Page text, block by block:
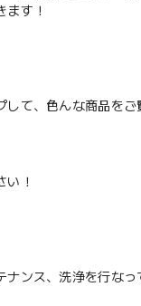
ます！
して、色んな商品をご
い！
ナンス、洗浄を行なっ